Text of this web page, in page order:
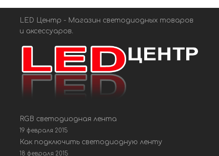
LED Центр - Магазин светодиодных товаров
и аксессуаров.
RGB светодиодная лента
19 февраля 2015
Как подключить светодиодную ленту
18 февраля 2015